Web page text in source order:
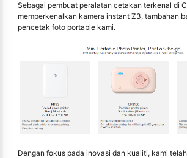
Sebagai pembuat peralatan cetakan terkenal di
memperkenalkan kamera instant Z3, tambahan
pencetak foto portable kami.
Dengan fokus pada inovasi dan kualiti, kami